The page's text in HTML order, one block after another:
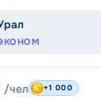
/чел +1 000